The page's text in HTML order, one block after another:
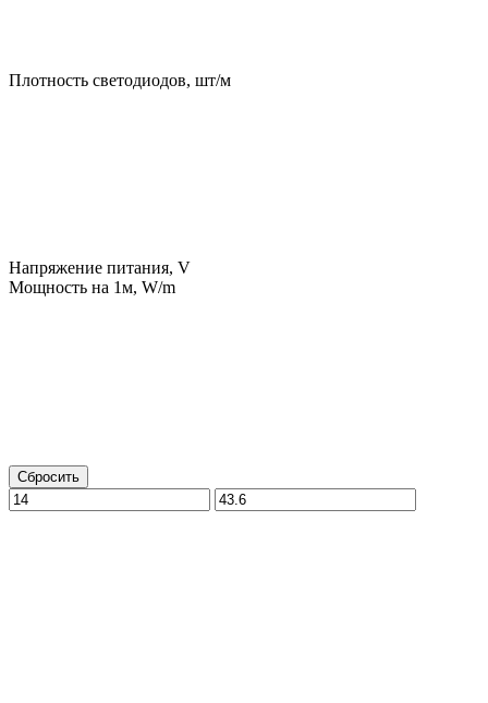
Плотность светодиодов, шт/м
Напряжение питания, V
Мощность на 1м, W/m
Сбросить